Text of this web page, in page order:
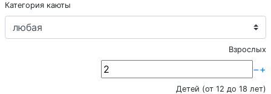
Категория каюты
Взрослых
−+
Детей (от 12 до 18 лет)